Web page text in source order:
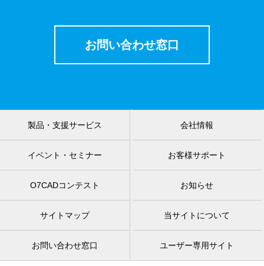
お問い合わせ窓口
製品・支援サービス 会社情報
イベント・セミナー お客様サポート
O7CADコンテスト お知らせ
サイトマップ 当サイトについて
お問い合わせ窓口 ユーザー専用サイト